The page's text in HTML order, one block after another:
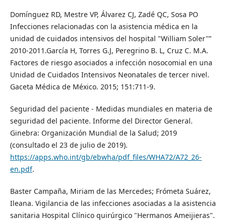
Domínguez RD, Mestre VP, Álvarez CJ, Zadé QC, Sosa PO
Infecciones relacionadas con la asistencia médica en la
unidad de cuidados intensivos del hospital "William Soler"”
2010-2011.García H, Torres G.J, Peregrino B. L, Cruz C. M.A.
Factores de riesgo asociados a infección nosocomial en una
Unidad de Cuidados Intensivos Neonatales de tercer nivel.
Gaceta Médica de México. 2015; 151:711-9.
Seguridad del paciente - Medidas mundiales en materia de
seguridad del paciente. Informe del Director General.
Ginebra: Organización Mundial de la Salud; 2019
(consultado el 23 de julio de 2019).
https://apps.who.int/gb/ebwha/pdf_files/WHA72/A72_26-
en.pdf.
Baster Campaña, Miriam de las Mercedes; Frómeta Suárez,
Ileana. Vigilancia de las infecciones asociadas a la asistencia
sanitaria Hospital Clínico quirúrgico "Hermanos Ameijieras".